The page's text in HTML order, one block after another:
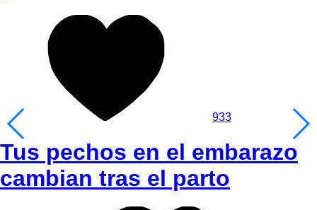
933
Tus pechos en el embarazo
cambian tras el parto